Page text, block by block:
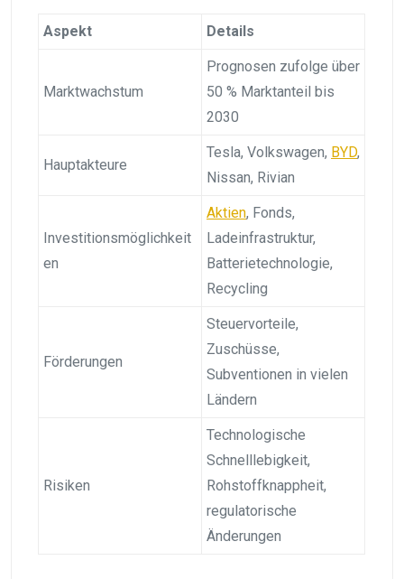
Aspekt Details
Marktwachstum
Prognosen zufolge über
50 % Marktanteil bis
2030
Hauptakteure
Tesla, Volkswagen, BYD,
Nissan, Rivian
Investitionsmöglichkeit
en
Aktien, Fonds,
Ladeinfrastruktur,
Batterietechnologie,
Recycling
Förderungen
Steuervorteile,
Zuschüsse,
Subventionen in vielen
Ländern
Risiken
Technologische
Schnelllebigkeit,
Rohstoffknappheit,
regulatorische
Änderungen